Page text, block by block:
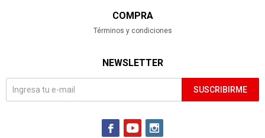
COMPRA
Términos y condiciones
NEWSLETTER
SUSCRIBIRME
  